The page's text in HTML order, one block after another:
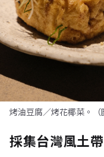
烤油豆腐／烤花椰菜。（
採集台灣風土